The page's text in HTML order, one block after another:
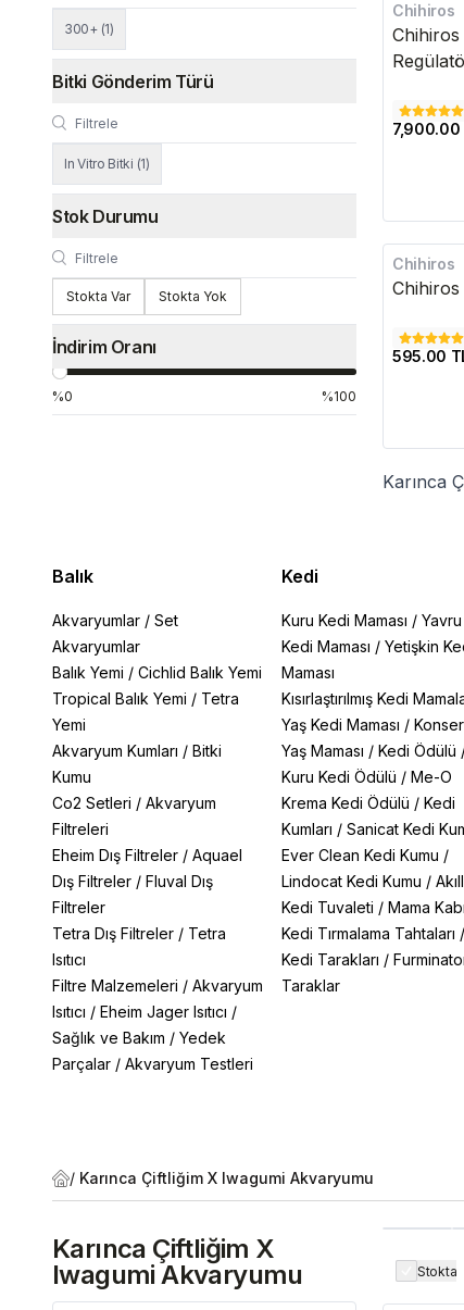
300+ (1)
Bitki Gönderim Türü
In Vitro Bitki (1)
Stok Durumu
Stokta Var Stokta Yok
İndirim Oranı
%0 %100
Kargo
Chihiros
7,900.00
Chihiros
595.00
Karınca
Balık
Akvaryumlar / Set
Akvaryumlar
Balık Yemi / Cichlid Balık Yemi
Tropical Balık Yemi / Tetra
Yemi
Akvaryum Kumları / Bitki
Kumu
Co2 Setleri / Akvaryum
Filtreleri
Eheim Dış Filtreler / Aquael
Dış Filtreler / Fluval Dış
Filtreler
Tetra Dış Filtreler / Tetra
Isıtıcı
Filtre Malzemeleri / Akvaryum
Isıtıcı / Eheim Jager Isıtıcı /
Sağlık ve Bakım / Yedek
Parçalar / Akvaryum Testleri
Kedi
Kuru Kedi Maması / Yavru
Kedi Maması / Yetişkin
Maması
Kısırlaştırılmış Kedi
Yaş Kedi Maması /
Yaş Maması / Kedi Ödülü
Kuru Kedi Ödülü / Me-O
Krema Kedi Ödülü / Kedi
Kumları / Sanicat Kedi
Ever Clean Kedi Kumu /
Lindocat Kedi Kumu /
Kedi Tuvaleti / Mama Kabı
Kedi Tırmalama Tahtaları /
Kedi Tarakları /
Taraklar
/ Karınca Çiftliğim X Iwagumi Akvaryumu
Karınca Çiftliğim X
Iwagumi Akvaryumu
Stokta